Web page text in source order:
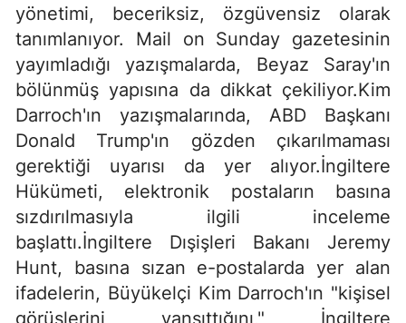
yönetimi, beceriksiz, özgüvensiz olarak
tanımlanıyor. Mail on Sunday gazetesinin
yayımladığı yazışmalarda, Beyaz Saray'ın
bölünmüş yapısına da dikkat çekiliyor.Kim
Darroch'ın yazışmalarında, ABD Başkanı
Donald Trump'ın gözden çıkarılmaması
gerektiği uyarısı da yer alıyor.İngiltere
Hükümeti, elektronik postaların basına
sızdırılmasıyla ilgili inceleme
başlattı.İngiltere Dışişleri Bakanı Jeremy
Hunt, basına sızan e-postalarda yer alan
ifadelerin, Büyükelçi Kim Darroch'ın "kişisel
görüşlerini yansıttığını," İngiltere